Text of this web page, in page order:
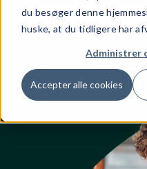
du besøger denne
huske, at du tidligere har
Administrer
Accepter alle cookies
Læs mere om Lifecycle